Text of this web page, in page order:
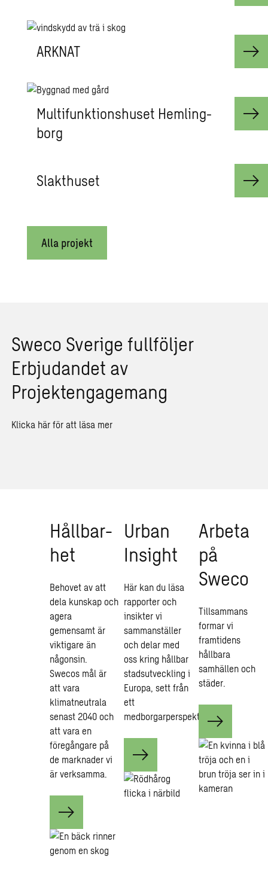
ARK­NAT
Multi­funk­tions­hu­set Hem­ling­
borg
Slakt­hu­set
Alla projekt
Sweco Sverige fullföljer
Erbjudandet av
Projektengagemang
Klicka här för att läsa mer
Håll­bar­
het
Behovet av att
dela kunskap och
agera
gemensamt är
viktigare än
någonsin.
Swecos mål är
att vara
klimatneutrala
senast 2040 och
att vara en
föregångare på
de marknader vi
är verksamma.
Urban
In­sight
Här kan du läsa
rapporter och
insikter vi
sammanställer
och delar med
oss kring hållbar
stadsutveckling i
Europa, sett från
ett
medborgarperspektiv.
Ar­be­ta
på
Sweco
Tillsammans
formar vi
framtidens
hållbara
samhällen och
städer.